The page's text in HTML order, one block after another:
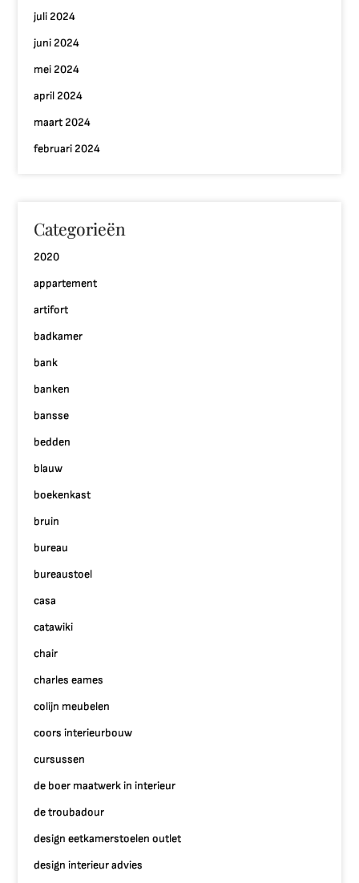
juli 2024
juni 2024
mei 2024
april 2024
maart 2024
februari 2024
Categorieën
2020
appartement
artifort
badkamer
bank
banken
bansse
bedden
blauw
boekenkast
bruin
bureau
bureaustoel
casa
catawiki
chair
charles eames
colijn meubelen
coors interieurbouw
cursussen
de boer maatwerk in interieur
de troubadour
design eetkamerstoelen outlet
design interieur advies